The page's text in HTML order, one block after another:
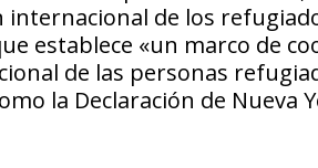
de los
establece «un marco de
de las personas
la Declaración de Nueva